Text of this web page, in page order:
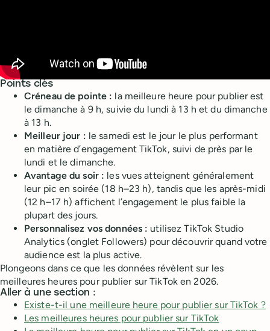
Points clés
Créneau de pointe : la meilleure heure pour publier est
le dimanche à 9 h, suivie du lundi à 13 h et du dimanche
à 13 h.
Meilleur jour : le samedi est le jour le plus performant
en matière d’engagement TikTok, suivi de près par le
lundi et le dimanche.
Avantage du soir : les vues atteignent généralement
leur pic en soirée (18 h–23 h), tandis que les après-midi
(12 h–17 h) affichent l’engagement le plus faible la
plupart des jours.
Personnalisez vos données : utilisez TikTok Studio
Analytics (onglet Followers) pour découvrir quand votre
audience est la plus active.
Plongeons dans ce que les données révèlent sur les
meilleures heures pour publier sur TikTok en 2026.
Aller à une section :
Existe-t-il une meilleure heure pour publier sur TikTok ?
Les meilleures heures pour publier sur TikTok